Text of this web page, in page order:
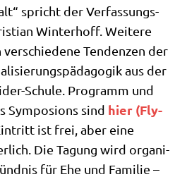
spricht der Ver­fas­sungs­
Win­ter­hoff. Wei­te­re
Ten­den­zen der
aus der
Schu­le. Pro­gramm und
Sym­po­si­ons sind hier (Fly­
ist frei, aber eine
Die Tagung wird orga­ni­
für Ehe und Fami­lie –